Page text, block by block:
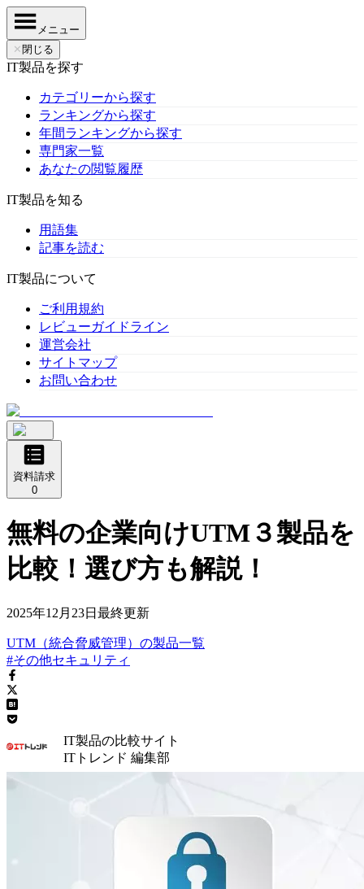
メニュー
✕ 閉じる
IT製品を探す
カテゴリーから探す
ランキングから探す
年間ランキングから探す
専門家一覧
あなたの閲覧履歴
IT製品を知る
用語集
記事を読む
IT製品について
ご利用規約
レビューガイドライン
運営会社
サイトマップ
お問い合わせ
資料請求
0
無料の企業向けUTM３製品を
比較！選び方も解説！
2025年12月23日 最終更新
UTM（統合脅威管理） の製品一覧
#その他セキュリティ
IT製品の比較サイト
ITトレンド 編集部